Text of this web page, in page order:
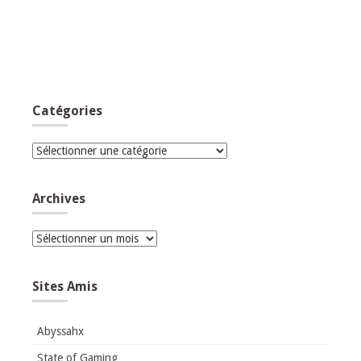
Catégories
Catégories
Archives
Archives
Sites Amis
Abyssahx
State of Gaming